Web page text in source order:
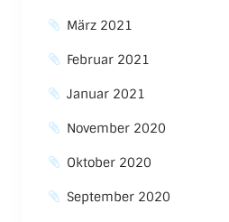
März 2021
Februar 2021
Januar 2021
November 2020
Oktober 2020
September 2020